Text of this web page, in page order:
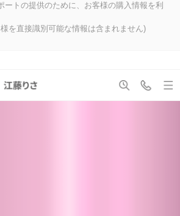
トの提供のために、お客様の購入情報を利
を直接識別可能な情報は含まれません)